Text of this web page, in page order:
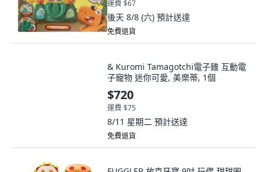
運費 $67
後天 8/8 (六) 預計送達
免費退貨
& Kuromi Tamagotchi電子雞 互動電
子寵物 迷你可愛, 美樂蒂, 1個
$720
運費 $75
8/11 星期二 預計送達
免費退貨